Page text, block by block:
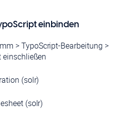
einbinden
> TypoScript-Bearbeitung >
einschließen
(solr)
(solr)